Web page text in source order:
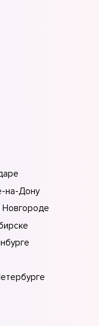
на-Донy
Новгороде